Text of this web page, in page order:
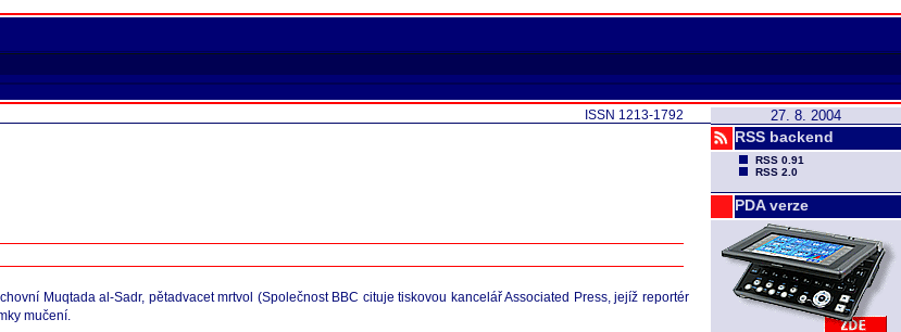
27. 8. 2004
RSS backend
RSS 0.91
RSS 2.0
PDA verze
ISSN 1213-1792
Muqtada al-Sadr, pětadvacet mrtvol (Společnost BBC cituje tiskovou kancelář Associated Press, jejíž reportér
mučení.